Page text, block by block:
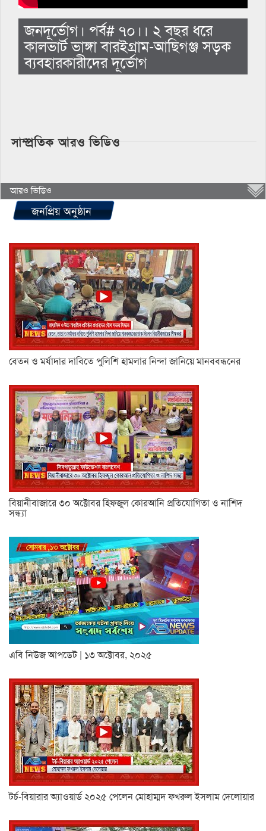
জনদূর্ভোগ। পর্ব# ৭০।। ২ বছর ধরে
কালভার্ট ভাঙ্গা বারইগ্রাম-আছিগঞ্জ সড়ক
ব্যবহারকারীদের দূর্ভোগ
সাম্প্রতিক আরও ভিডিও
আরও ভিডিও
জনপ্রিয় অনুষ্ঠান
বেতন ও মর্যাদার দাবিতে পুলিশি হামলার নিন্দা জানিয়ে মানববন্ধনের
বিয়ানীবাজারে ৩০ অক্টোবর হিফজুল কোরআনি প্রতিযোগিতা ও নাশিদ
সন্ধ্যা
এবি নিউজ আপডেট | ১৩ অক্টোবর, ২০২৫
টর্চ-বিয়ারার অ্যাওয়ার্ড ২০২৫ পেলেন মোহাম্মদ ফখরুল ইসলাম দেলোয়ার